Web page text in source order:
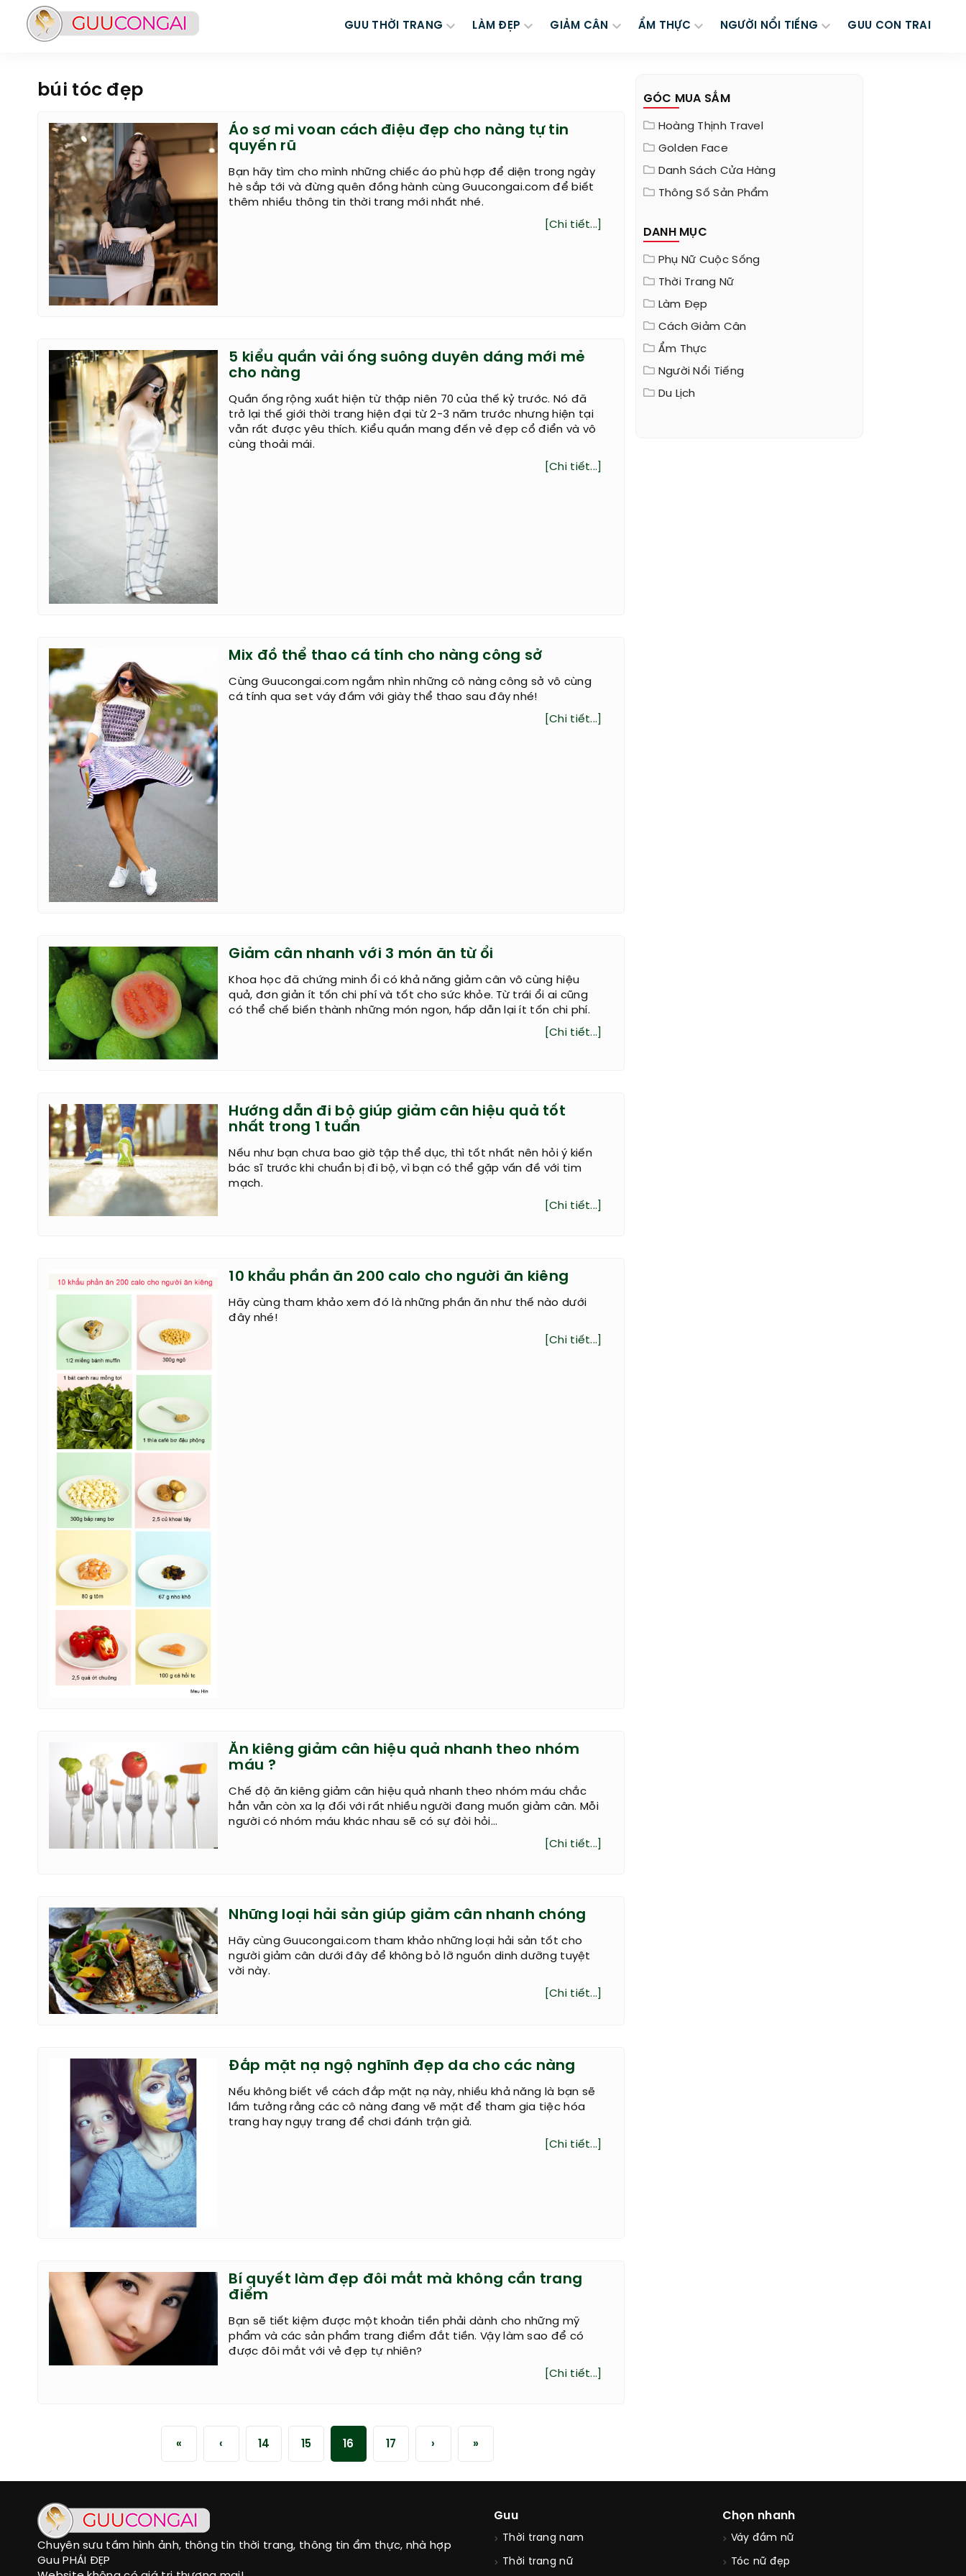
GUU THỜI TRANG LÀM ĐẸP GIẢM CÂN ẨM THỰC NGƯỜI NỔI TIẾNG GUU CON TRAI
búi tóc đẹp
Áo sơ mi voan cách điệu đẹp cho nàng tự tin
quyến rũ
Bạn hãy tìm cho mình những chiếc áo phù hợp để diện trong ngày
hè sắp tới và đừng quên đồng hành cùng Guucongai.com để biết
thêm nhiều thông tin thời trang mới nhất nhé.
[Chi tiết...]
5 kiểu quần vải ống suông duyên dáng mới mẻ
cho nàng
Quần ống rộng xuất hiện từ thập niên 70 của thế kỷ trước. Nó đã
trở lại thế giới thời trang hiện đại từ 2-3 năm trước nhưng hiện tại
vẫn rất được yêu thích. Kiểu quần mang đến vẻ đẹp cổ điển và vô
cùng thoải mái.
[Chi tiết...]
Mix đồ thể thao cá tính cho nàng công sở
Cùng Guucongai.com ngắm nhìn những cô nàng công sở vô cùng
cá tính qua set váy đầm với giày thể thao sau đây nhé!
[Chi tiết...]
Giảm cân nhanh với 3 món ăn từ ổi
Khoa học đã chứng minh ổi có khả năng giảm cân vô cùng hiệu
quả, đơn giản ít tốn chi phí và tốt cho sức khỏe. Từ trái ổi ai cũng
có thể chế biến thành những món ngon, hấp dẫn lại ít tốn chi phí.
[Chi tiết...]
Hướng dẫn đi bộ giúp giảm cân hiệu quả tốt
nhất trong 1 tuần
Nếu như bạn chưa bao giờ tập thể dục, thì tốt nhất nên hỏi ý kiến
bác sĩ trước khi chuẩn bị đi bộ, vì bạn có thể gặp vấn đề với tim
mạch.
[Chi tiết...]
10 khẩu phần ăn 200 calo cho người ăn kiêng
Hãy cùng tham khảo xem đó là những phần ăn như thế nào dưới
đây nhé!
[Chi tiết...]
Ăn kiêng giảm cân hiệu quả nhanh theo nhóm
máu ?
Chế độ ăn kiêng giảm cân hiệu quả nhanh theo nhóm máu chắc
hẳn vẫn còn xa lạ đối với rất nhiều người đang muốn giảm cân. Mỗi
người có nhóm máu khác nhau sẽ có sự đòi hỏi...
[Chi tiết...]
Những loại hải sản giúp giảm cân nhanh chóng
Hãy cùng Guucongai.com tham khảo những loại hải sản tốt cho
người giảm cân dưới đây để không bỏ lỡ nguồn dinh dưỡng tuyệt
vời này.
[Chi tiết...]
Đắp mặt nạ ngộ nghĩnh đẹp da cho các nàng
Nếu không biết về cách đắp mặt nạ này, nhiều khả năng là bạn sẽ
lầm tưởng rằng các cô nàng đang vẽ mặt để tham gia tiệc hóa
trang hay ngụy trang để chơi đánh trận giả.
[Chi tiết...]
Bí quyết làm đẹp đôi mắt mà không cần trang
điểm
Bạn sẽ tiết kiệm được một khoản tiền phải dành cho những mỹ
phẩm và các sản phẩm trang điểm đắt tiền. Vậy làm sao để có
được đôi mắt với vẻ đẹp tự nhiên?
[Chi tiết...]
« ‹ 14 15 16 17 › »
GÓC MUA SẮM
Hoàng Thịnh Travel
Golden Face
Danh Sách Cửa Hàng
Thông Số Sản Phẩm
DANH MỤC
Phụ Nữ Cuộc Sống
Thời Trang Nữ
Làm Đẹp
Cách Giảm Cân
Ẩm Thực
Người Nổi Tiếng
Du Lịch
Chuyên sưu tầm hình ảnh, thông tin thời trang, thông tin ẩm thực, nhà hợp
Guu PHÁI ĐẸP
Guu
Thời trang nam
Thời trang nữ
Chọn nhanh
Váy đầm nữ
Tóc nữ đẹp